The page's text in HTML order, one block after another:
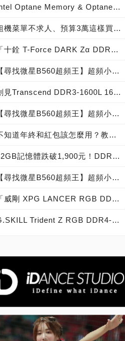
Intel Optane Memory & Optane SSD重裝上陣，3D XPoint實現開機加速與提升電腦反應速度！
組機菜單不求人、預算3萬這樣買！最高C/P打Game電競機、錢要花刀口上
「十銓 T-Force DARK Zα DDR4-3600 32GB實測開箱，「四記憶體通道」超大容量記憶體 PC DIY實戰 feat. AMD Ryzen Threadripper 3990X！
【尋找微星B560超頻王】超頻小教室(三)：記憶體的BIOS設定教學
創見Transcend DDR3-1600L 16GB記憶體模組新登場，桌機用單條16GB報到！
【尋找微星B560超頻王】超頻小教室(四)：記憶體超頻實測與故障排解
不知道年終和紅包該怎麼用？教你用「35K」組台高C/P值、可順玩各3A大作的電競桌機！
32GB記憶體跌破1,900元！DDR4-3200 32GB單條零售價格跌到1,849元，平均單價殺很大來到台幣57.78元/GB
【尋找微星B560超頻王】超頻小教室(二)：記憶體安裝DIY與注意事項
「威剛 XPG LANCER RGB DDR5-5200 16GB CL38」實測開箱，玩家級炫光超頻記憶體模組！
G.SKILL Trident Z RGB DDR4-4266 16GB套裝正式登場，芝奇展現RGB LED超頻記憶體模組水流幻光燈效視覺饗宴！